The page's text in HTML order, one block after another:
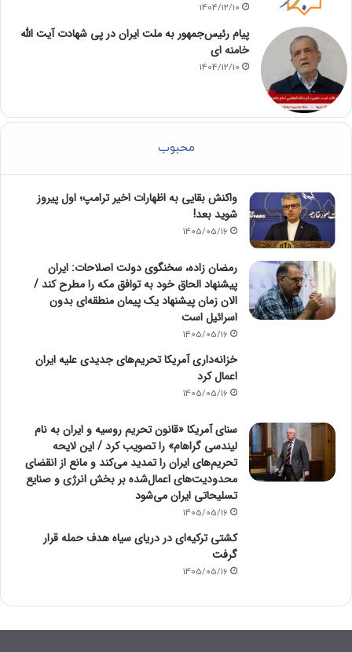
1404/12/10
پیام رئیس‌جمهور به ملت ایران در پی شهادت آیت الله
خامنه ای
1404/12/10
محبوب
واکنش بقایی به اظهارات اخیر ترامپ؛ اول پیروز
شوید بعد!
1405/05/16
رمضان زاده، سخنگوی دولت اصلاحات: ایران
پیشنهاد الحاق خود به توافق مکه را مطرح کند /
الان زمان پیشنهاد یک پیمان منطقه‌ای بدون
اسرائیل است
1405/05/16
خزانه‌داری آمریکا تحریم‌های جدیدی علیه ایران
اعمال کرد
1405/05/16
سنای آمریکا «قانون تحریم روسیه و ایران به نام
لیندسی گراهام» را تصویب کرد / این لایحه
تحریم‌های ایران را تمدید می‌کند و مانع از انقضای
محدودیت‌های اعمال‌شده بر بخش انرژی و صنایع
تسلیحاتی ایران می‌شود
1405/05/16
کشتی ترکیه‌ای در دریای سیاه هدف حمله قرار
گرفت
1405/05/16